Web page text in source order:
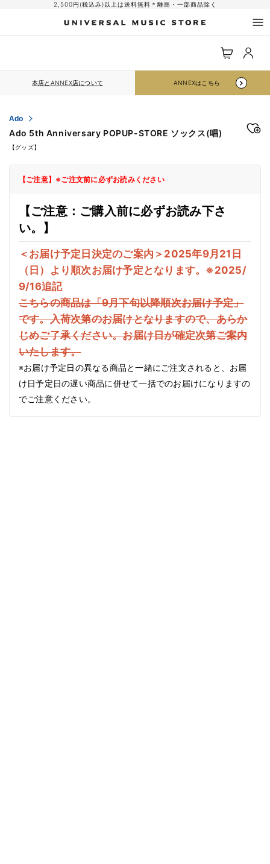
2,500円(税込み)以上は送料無料＊離島・一部商品除く
ー
ロ
グ
イ
ン
本店とANNEX店について ANNEXはこちら
Ado
Ado 5th Anniversary POPUP-STORE ソックス(唱)
【グッズ】
【ご注意】※ご注文前に必ずお読みください
【ご注意：ご購入前に必ずお読み下さ
い。】
＜お届け予定日決定のご案内＞2025年9月21日
（日）より順次お届け予定となります。※2025/
9/16追記
こちらの商品は「9月下旬以降順次お届け予定」
です。入荷次第のお届けとなりますので、あらか
じめご了承ください。お届け日が確定次第ご案内
いたします。
※お届け予定日の異なる商品と一緒にご注文されると、お届
け日予定日の遅い商品に併せて一括でのお届けになりますの
でご注意ください。